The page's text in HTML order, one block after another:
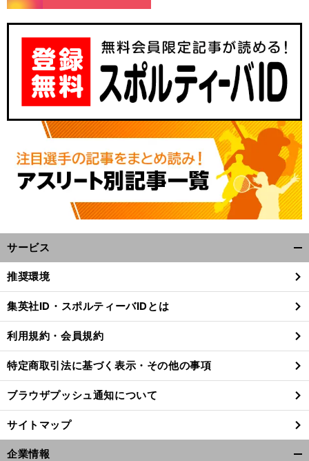
相
」 。
前
サービス
閉
る
推奨環境
集英社ID・スポルティーバIDとは
利用規約・会員規約
特定商取引法に基づく表示・その他の事項
ブラウザプッシュ通知について
サイトマップ
企業情報